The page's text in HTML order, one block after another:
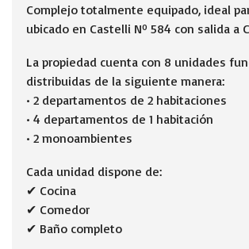
Complejo totalmente equipado, ideal
ubicado en Castelli Nº 584 con salida a
La propiedad cuenta con 8 unidades
distribuidas de la siguiente manera:
• 2 departamentos de 2 habitaciones
• 4 departamentos de 1 habitación
• 2 monoambientes
Cada unidad dispone de:
✔ Cocina
✔ Comedor
✔ Baño completo